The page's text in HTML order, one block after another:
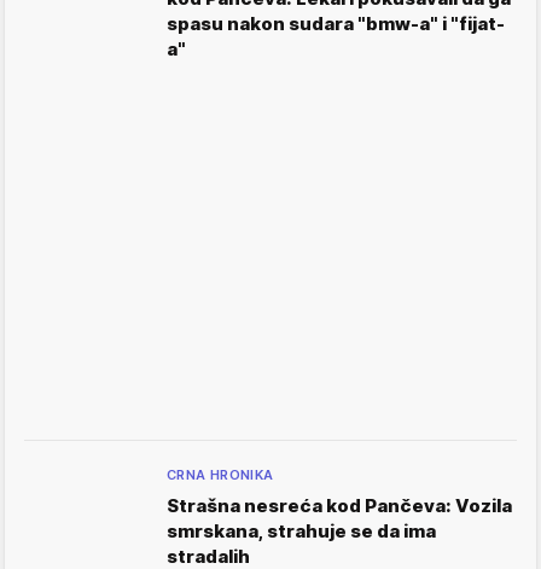
spasu nakon sudara "bmw-a" i "fijat-
a"
CRNA HRONIKA
Strašna nesreća kod Pančeva: Vozila
smrskana, strahuje se da ima
stradalih